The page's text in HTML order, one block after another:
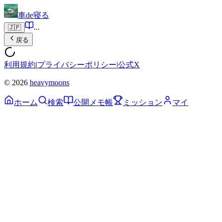
車de寝る
🇯🇵 ...
戻る
利用規約|プライバシーポリシー|公式X
© 2026 heavymoons
ホーム 検索 公開メモ帳 ミッション マイ